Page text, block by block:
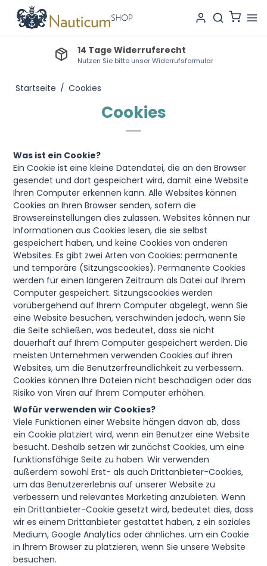
14 Tage Widerrufsrecht
Nutzen Sie bitte unser Widerrufsformular
Startseite / Cookies
Cookies
Was ist ein Cookie?
Ein Cookie ist eine kleine Datendatei, die an den Browser
gesendet und dort gespeichert wird, damit eine Website
Ihren Computer erkennen kann. Alle Websites können
Cookies an Ihren Browser senden, sofern die
Browsereinstellungen dies zulassen. Websites können nur
Informationen aus Cookies lesen, die sie selbst
gespeichert haben, und keine Cookies von anderen
Websites. Es gibt zwei Arten von Cookies: permanente
und temporäre (Sitzungscookies). Permanente Cookies
werden für einen längeren Zeitraum als Datei auf Ihrem
Computer gespeichert. Sitzungscookies werden
vorübergehend auf Ihrem Computer abgelegt, wenn Sie
eine Website besuchen, verschwinden jedoch, wenn Sie
die Seite schließen, was bedeutet, dass sie nicht
dauerhaft auf Ihrem Computer gespeichert werden. Die
meisten Unternehmen verwenden Cookies auf ihren
Websites, um die Benutzerfreundlichkeit zu verbessern.
Cookies können Ihre Dateien nicht beschädigen oder das
Risiko von Viren auf Ihrem Computer erhöhen.
Wofür verwenden wir Cookies?
Viele Funktionen einer Website hängen davon ab, dass
ein Cookie platziert wird, wenn ein Benutzer eine Website
besucht. Deshalb setzen wir zunächst Cookies, um eine
funktionsfähige Seite zu haben. Wir verwenden
außerdem sowohl Erst- als auch Drittanbieter-Cookies,
um das Benutzererlebnis auf unserer Website zu
verbessern und relevantes Marketing anzubieten. Wenn
ein Drittanbieter-Cookie gesetzt wird, bedeutet dies, dass
wir es einem Drittanbieter gestattet haben, z ein soziales
Medium, Google Analytics oder ähnliches. um ein Cookie
in Ihrem Browser zu platzieren, wenn Sie unsere Website
besuchen.